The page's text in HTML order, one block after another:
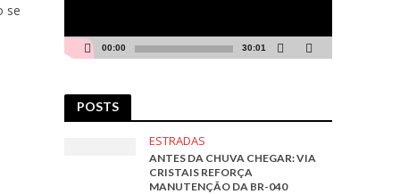
se
00:00 30:01
POSTS
ESTRADAS
ANTES DA CHUVA CHEGAR: VIA
CRISTAIS REFORÇA
MANUTENÇÃO DA BR-040